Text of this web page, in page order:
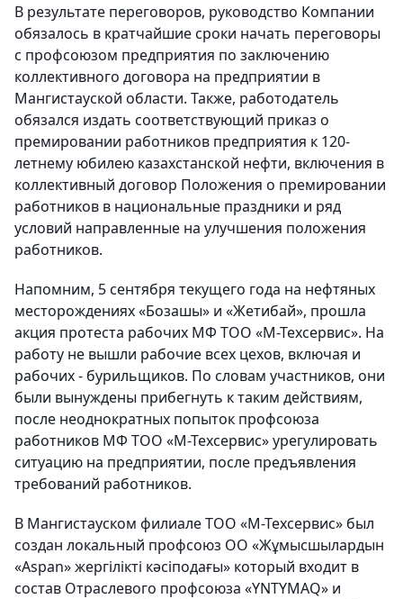
В результате переговоров, руководство Компании
обязалось в кратчайшие сроки начать переговоры
с профсоюзом предприятия по заключению
коллективного договора на предприятии в
Мангистауской области. Также, работодатель
обязался издать соответствующий приказ о
премировании работников предприятия к 120-
летнему юбилею казахстанской нефти, включения в
коллективный договор Положения о премировании
работников в национальные праздники и ряд
условий направленные на улучшения положения
работников.
Напомним, 5 сентября текущего года на нефтяных
месторождениях «Бозашы» и «Жетибай», прошла
акция протеста рабочих МФ ТОО «М-Техсервис». На
работу не вышли рабочие всех цехов, включая и
рабочих - бурильщиков. По словам участников, они
были вынуждены прибегнуть к таким действиям,
после неоднократных попыток профсоюза
работников МФ ТОО «М-Техсервис» урегулировать
ситуацию на предприятии, после предъявления
требований работников.
В Мангистауском филиале ТОО «М-Техсервис» был
создан локальный профсоюз ОО «Жұмысшылардын
«Aspan» жергілікті кәсіподағы» который входит в
состав Отраслевого профсоюза «YNTYMAQ» и